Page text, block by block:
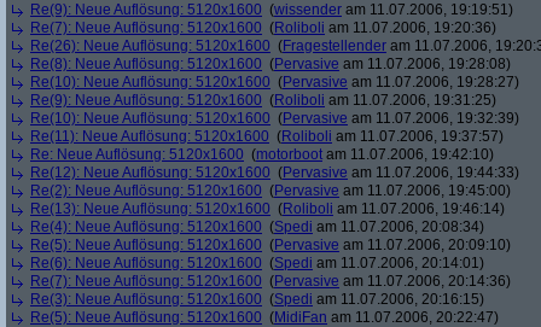
Re(9): Neue Auflösung: 5120x1600 (wissender am 11.07.2006, 19:19:51)
Re(7): Neue Auflösung: 5120x1600 (Roliboli am 11.07.2006, 19:20:36)
Re(26): Neue Auflösung: 5120x1600 (Fragestellender am 11.07.2006,
Re(8): Neue Auflösung: 5120x1600 (Pervasive am 11.07.2006, 19:28:08)
Re(10): Neue Auflösung: 5120x1600 (Pervasive am 11.07.2006, 19:28:27)
Re(9): Neue Auflösung: 5120x1600 (Roliboli am 11.07.2006, 19:31:25)
Re(10): Neue Auflösung: 5120x1600 (Pervasive am 11.07.2006, 19:32:39)
Re(11): Neue Auflösung: 5120x1600 (Roliboli am 11.07.2006, 19:37:57)
Re: Neue Auflösung: 5120x1600 (motorboot am 11.07.2006, 19:42:10)
Re(12): Neue Auflösung: 5120x1600 (Pervasive am 11.07.2006, 19:44:33)
Re(2): Neue Auflösung: 5120x1600 (Pervasive am 11.07.2006, 19:45:00)
Re(13): Neue Auflösung: 5120x1600 (Roliboli am 11.07.2006, 19:46:14)
Re(4): Neue Auflösung: 5120x1600 (Spedi am 11.07.2006, 20:08:34)
Re(5): Neue Auflösung: 5120x1600 (Pervasive am 11.07.2006, 20:09:10)
Re(6): Neue Auflösung: 5120x1600 (Spedi am 11.07.2006, 20:14:01)
Re(7): Neue Auflösung: 5120x1600 (Pervasive am 11.07.2006, 20:14:36)
Re(3): Neue Auflösung: 5120x1600 (Spedi am 11.07.2006, 20:16:15)
Re(5): Neue Auflösung: 5120x1600 (MidiFan am 11.07.2006, 20:22:47)